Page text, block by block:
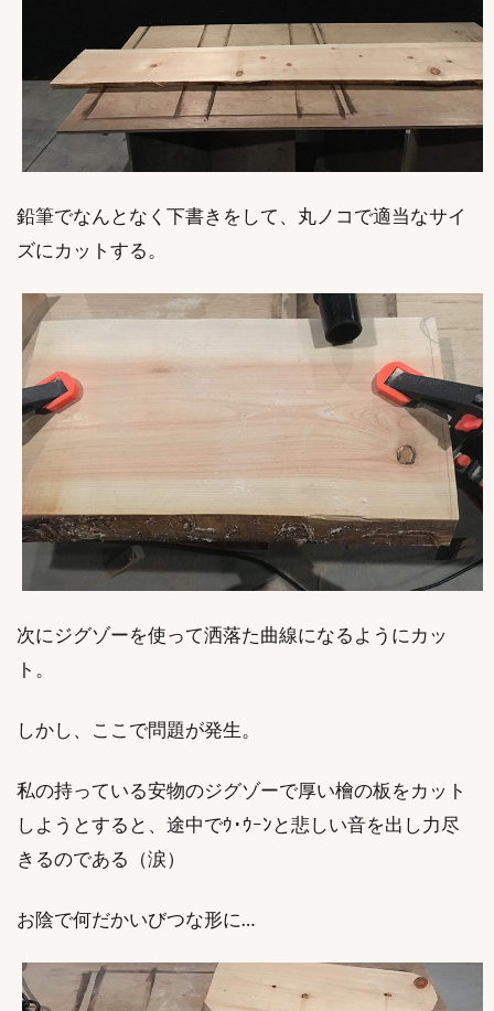
鉛筆でなんとなく下書きをして、丸ノコで適当なサイ
ズにカットする。
次にジグゾーを使って洒落た曲線になるようにカッ
ト。
しかし、ここで問題が発生。
私の持っている安物のジグゾーで厚い檜の板をカット
しようとすると、途中でｳ･ｳｰﾝと悲しい音を出し力尽
きるのである（涙）
お陰で何だかいびつな形に…